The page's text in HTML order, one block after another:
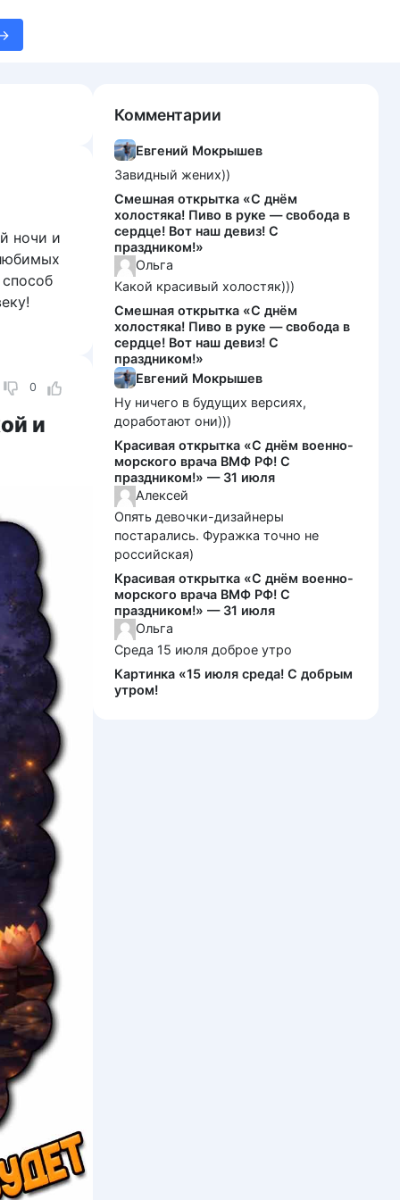
ночи и
0
и
Комментарии
Евгений Мокрышев
Завидный жених))
Смешная открытка «С днём
холостяка! Пиво в руке — свобода в
сердце! Вот наш девиз! С
праздником!»
Ольга
Какой красивый холостяк)))
Смешная открытка «С днём
холостяка! Пиво в руке — свобода в
сердце! Вот наш девиз! С
праздником!»
Евгений Мокрышев
Ну ничего в будущих версиях,
доработают они)))
Красивая открытка «С днём военно-
морского врача ВМФ РФ! С
праздником!» — 31 июля
Алексей
Опять девочки-дизайнеры
постарались. Фуражка точно не
российская)
Красивая открытка «С днём военно-
морского врача ВМФ РФ! С
праздником!» — 31 июля
Ольга
Среда 15 июля доброе утро
Картинка «15 июля среда! С добрым
утром!